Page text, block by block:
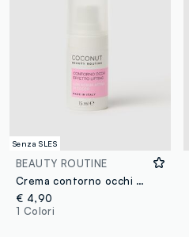
Senza SLES
BEAUTY ROUTINE
Crema contorno occhi al cocco 15ml
€ 4,90
1 Colori